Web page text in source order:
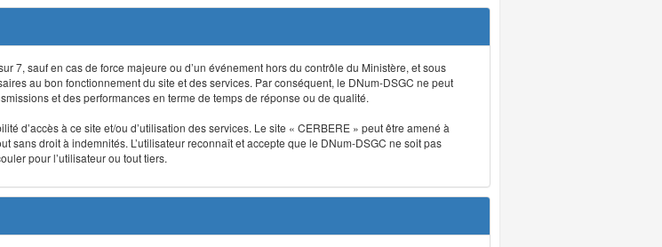
7, sauf en cas de force majeure ou d’un événement hors du contrôle du Ministère, et sous
au bon fonctionnement du site et des services. Par conséquent, le DNum-DSGC ne peut
et des performances en terme de temps de réponse ou de qualité.
d’accès à ce site et/ou d’utilisation des services. Le site « CERBERE » peut être amené à
sans droit à indemnités. L’utilisateur reconnaît et accepte que le DNum-DSGC ne soit pas
pour l’utilisateur ou tout tiers.